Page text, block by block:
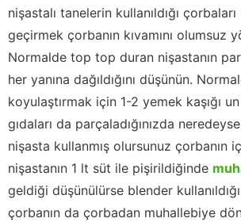
nişastalı tanelerin kullanıldığı
geçirmek çorbanın kıvamını olumsuz
Normalde top top duran nişastanın
her yanına dağıldığını düşünün.
koyulaştırmak için 1-2 yemek kaşığı
gıdaları da parçaladığınızda
nişasta kullanmış olursunuz çorbanın
nişastanın 1 lt süt ile pişirildiğinde
geldiği düşünülürse blender
çorbanın da çorbadan muhallebiye